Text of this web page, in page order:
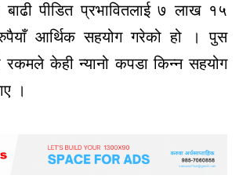
बाढी पीडित प्रभावितलाई ७ लाख १५
आर्थिक सहयोग गरेको हो । पुस
रकमले केही न्यानो कपडा किन्न सहयोग
।